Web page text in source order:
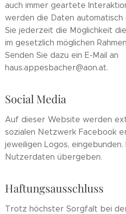
auch immer geartete
werden die Daten automatisch
Sie jederzeit die Möglichkeit
im gesetzlich möglichen
Senden Sie dazu ein E-Mail an
haus.appesbacher@aon.at.
Social Media
Auf dieser Website werden
sozialen Netzwerk Facebook
jeweiligen Logos,
Nutzerdaten übergeben.
Haftungsausschluss
Trotz höchster Sorgfalt bei